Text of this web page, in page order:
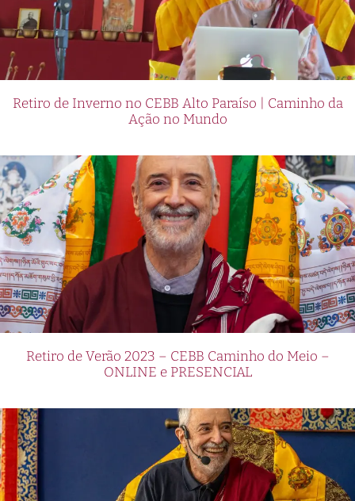
Retiro de Inverno no CEBB Alto Paraíso | Caminho da
Ação no Mundo
Retiro de Verão 2023 – CEBB Caminho do Meio –
ONLINE e PRESENCIAL